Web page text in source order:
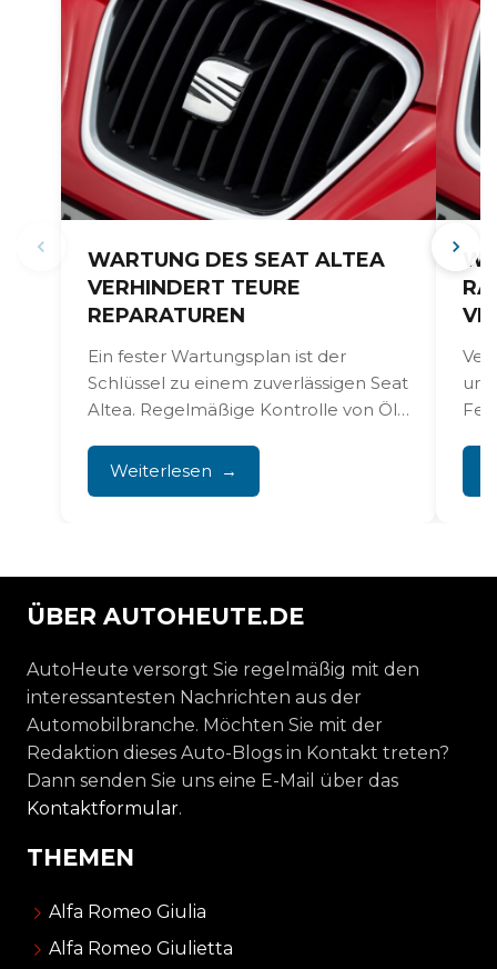
WARTUNG DES SEAT ALTEA
VERHINDERT TEURE
REPARATUREN
Ein fester Wartungsplan ist der
Schlüssel zu einem zuverlässigen Seat
Altea. Regelmäßige Kontrolle von Öl,
verhindert,...
Weiterlesen
ÜBER AUTOHEUTE.DE
AutoHeute versorgt Sie regelmäßig mit den
interessantesten Nachrichten aus der
Automobilbranche. Möchten Sie mit der
Redaktion dieses Auto-Blogs in Kontakt treten?
Dann senden Sie uns eine E-Mail über das
Kontaktformular.
THEMEN
Alfa Romeo Giulia
Alfa Romeo Giulietta